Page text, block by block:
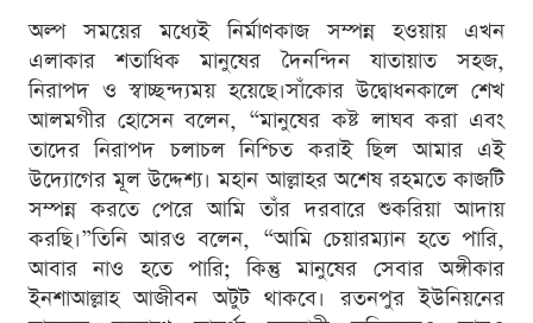
অল্প সময়ের মধ্যেই নির্মাণকাজ সম্পন্ন হওয়ায় এখন
এলাকার শতাধিক মানুষের দৈনন্দিন যাতায়াত সহজ,
নিরাপদ ও স্বাচ্ছন্দ্যময় হয়েছে।সাঁকোর উদ্বোধনকালে শেখ
আলমগীর হোসেন বলেন, “মানুষের কষ্ট লাঘব করা এবং
তাদের নিরাপদ চলাচল নিশ্চিত করাই ছিল আমার এই
উদ্যোগের মূল উদ্দেশ্য। মহান আল্লাহর অশেষ রহমতে কাজটি
সম্পন্ন করতে পেরে আমি তাঁর দরবারে শুকরিয়া আদায়
করছি।”তিনি আরও বলেন, “আমি চেয়ারম্যান হতে পারি,
আবার নাও হতে পারি; কিন্তু মানুষের সেবার অঙ্গীকার
ইনশাআল্লাহ আজীবন অটুট থাকবে। রতনপুর ইউনিয়নের